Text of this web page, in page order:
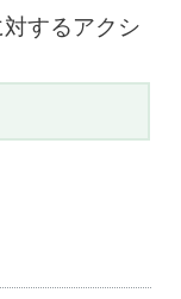
するアクシ